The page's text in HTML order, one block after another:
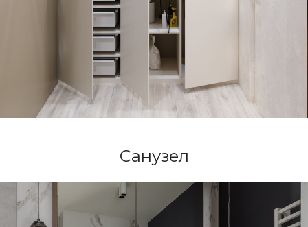
Санузел
Политика конфиденциальности
Награды и публикации
Контакты
3D-Анимация
© Archi-Nova, 2025